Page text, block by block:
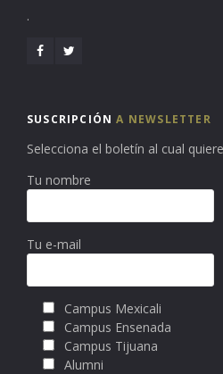
.
SUSCRIPCIÓNA NEWSLETTER
Selecciona el boletín al cual
Tu nombre
Tu e-mail
Campus Mexicali
Campus Ensenada
Campus Tijuana
Alumni